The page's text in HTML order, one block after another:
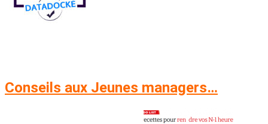
Conseils aux Jeunes managers…